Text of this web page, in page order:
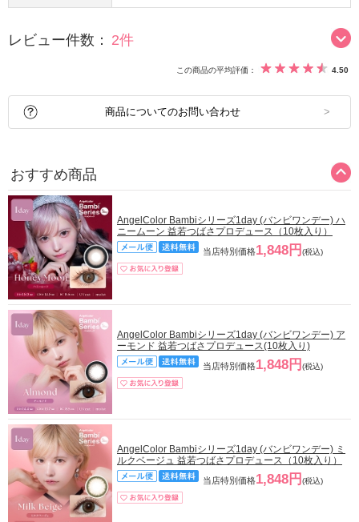
レビュー件数： 2件
この商品の平均評価： 4.50
商品についてのお問い合わせ
おすすめ商品
AngelColor Bambiシリーズ1day (バンビワンデー) ハ
ニームーン 益若つばさプロデュース（10枚入り）
当店特別価格1,848円 (税込)
AngelColor Bambiシリーズ1day (バンビワンデー) ア
ーモンド 益若つばさプロデュース(10枚入り)
当店特別価格1,848円 (税込)
AngelColor Bambiシリーズ1day (バンビワンデー) ミ
ルクベージュ 益若つばさプロデュース（10枚入り）
当店特別価格1,848円 (税込)